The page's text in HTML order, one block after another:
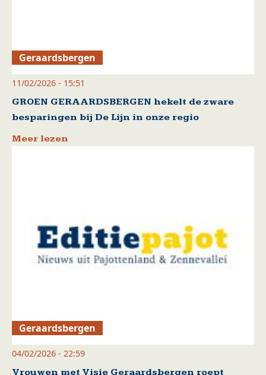
Geraardsbergen
11/02/2026 - 15:51
GROEN GERAARDSBERGEN hekelt de zware
besparingen bij De Lijn in onze regio
Meer lezen
Geraardsbergen
04/02/2026 - 22:59
Vrouwen met Visie Geraardsbergen roept